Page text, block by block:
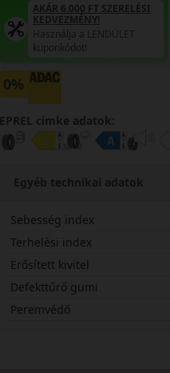
AKÁR 6.000 FT SZERELÉSI
KEDVEZMÉNY!
Használja a LENDÜLET
kuponkódot!
0%
EPREL cimke adatok:
Egyéb technikai adatok
Sebesség index
Terhelési index
Erősített kivitel
Defekttűrő gumi
Peremvédő